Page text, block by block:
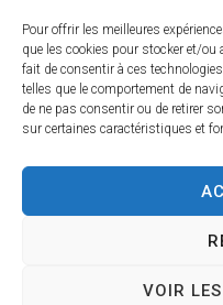
Pour offrir les meilleures
que les cookies pour stocker et/
fait de consentir à ces
telles que le comportement de
de ne pas consentir ou de retirer
sur certaines caractéristiques et
VOIR
Horaires
Du lundi au jeudi :
de 8h30 à 11h30 et de
Le vendredi :
L’alerte est
ville, et peut être
l’étendue du risque.
Prenez quelques
https://
Comment sont